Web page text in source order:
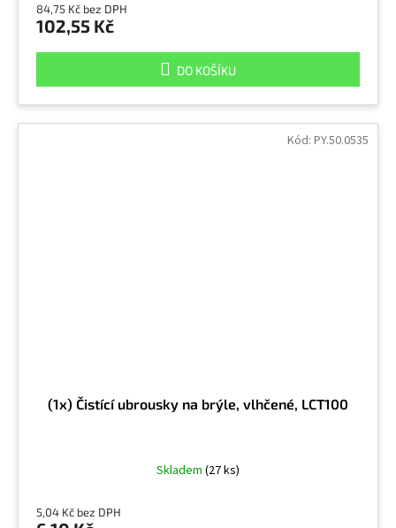
84,75 Kč bez DPH
102,55 Kč
DO KOŠÍKU
(1x) Čistící ubrousky na brýle, vlhčené, LCT100
Skladem (27 ks)
5,04 Kč bez DPH
Kód: PY.50.0535